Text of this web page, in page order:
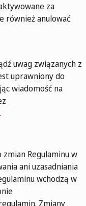
za
również anulować
uwag związanych z
uprawniony do
wiadomość na
.
zmian Regulaminu w
ani uzasadniania
wchodzą w
Zmiany